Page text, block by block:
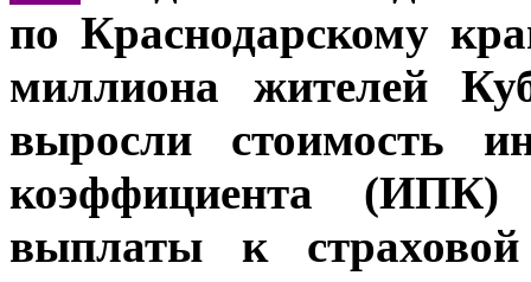
по Краснодарскому
миллиона жителей
выросли стоимость
коэффициента (ИПК)
выплаты к